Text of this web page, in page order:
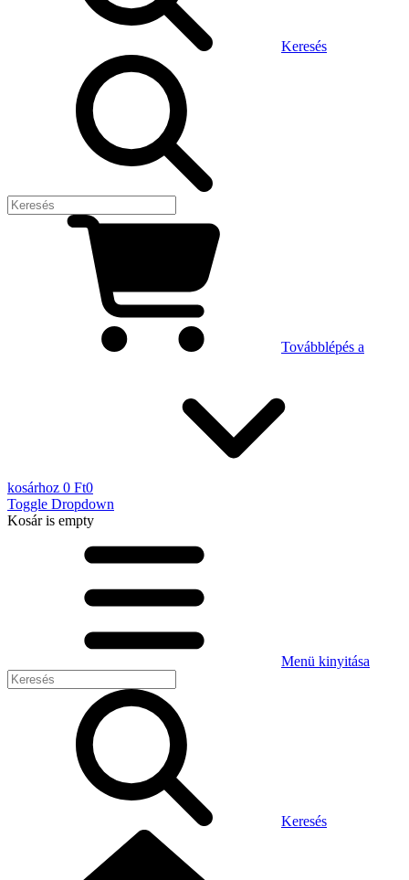
Keresés
Továbblépés a
kosárhoz 0 Ft0
Toggle Dropdown
Kosáris empty
Menü kinyitása
Keresés